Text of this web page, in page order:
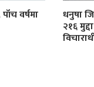
वर्षमा धनुषा
२१६